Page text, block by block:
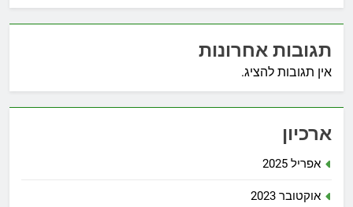
תגובות אחרונות
אין תגובות להציג.
ארכיון
אפריל 2025
אוקטובר 2023